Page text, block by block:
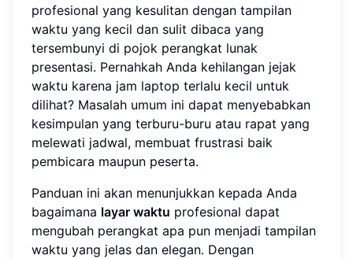
profesional yang kesulitan dengan tampilan
waktu yang kecil dan sulit dibaca yang
tersembunyi di pojok perangkat lunak
presentasi. Pernahkah Anda kehilangan jejak
waktu karena jam laptop terlalu kecil untuk
dilihat? Masalah umum ini dapat menyebabkan
kesimpulan yang terburu-buru atau rapat yang
melewati jadwal, membuat frustrasi baik
pembicara maupun peserta.
Panduan ini akan menunjukkan kepada Anda
bagaimana layar waktu profesional dapat
mengubah perangkat apa pun menjadi tampilan
waktu yang jelas dan elegan. Dengan